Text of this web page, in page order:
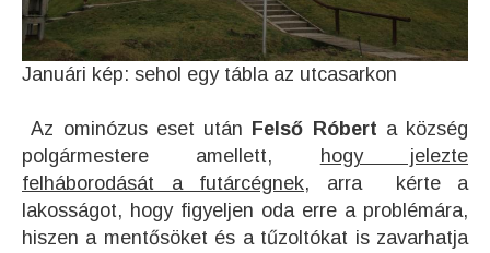
Januári kép: sehol egy tábla az utcasarkon
Az ominózus eset után Felső Róbert a község
polgármestere amellett,
hogy jelezte
felháborodását a futárcégnek, arra kérte a
lakosságot, hogy figyeljen oda erre a problémára,
hiszen a mentősöket és a tűzoltókat is zavarhatja